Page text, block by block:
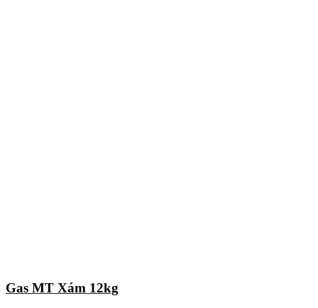
Gas MT Xám 12kg